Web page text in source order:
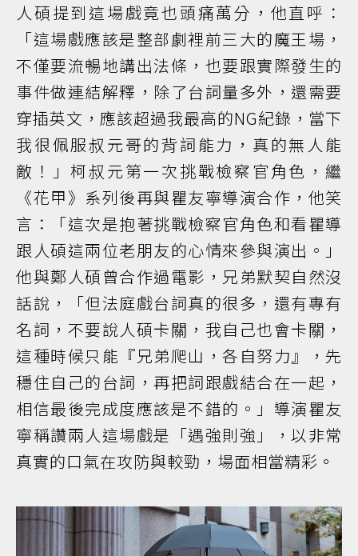
人碩提到這場戲竟也頭痛萬分，他直呼：
「這場戲應該是整部劇裡前三大的魔王場，
不僅要流暢地講出法條，也要跟實際發生的
事件做連結解釋，除了台詞量多外，還需要
穿插英文，應該超過我最高的NG紀錄，當下
我很佩服叔元哥的背詞能力，真的無人能
敵！」柯叔元第一次挑戰檢察官角色，繼
《花甲》系列後再與瞿友寧導演合作，他笑
言：「這次是抱著挑戰檢察官角色和看瞿導
跟人碩這兩位老朋友的心情來參與演出。」
他與鄭人碩曾合作過電影，兄弟默契自然沒
話說，「但法庭戲台詞真的很多，還有專有
名詞，不要說人碩卡關，我自己也會卡關，
這種時候只能『兄弟爬山，各自努力』，先
穩住自己的台詞，再把詞跟戲結合在一起，
相信最後完成度應該是不錯的。」導演瞿友
寧稱讚兩人這場戲是「遇強則強」，以非常
真實的口氣在攻防與較勁，場面相當精彩。